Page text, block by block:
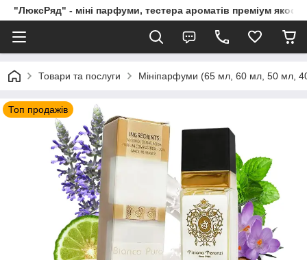
"ЛюксРяд" - міні парфуми, тестера ароматів преміум
Товари та послуги Мініпарфуми (65 мл, 60 мл, 50 мл,
Топ продажів